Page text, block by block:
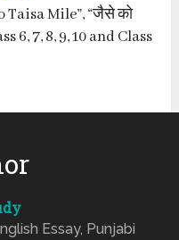
Taisa Mile”, “जैसे को
6, 7, 8, 9, 10 and Class
Essay, Punjabi